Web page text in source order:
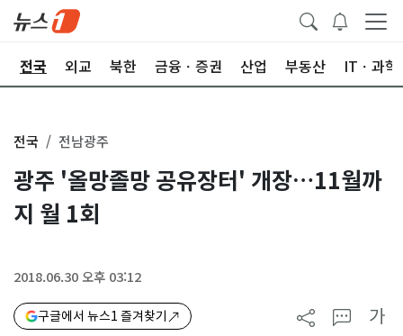
전국 외교 북한 금융ㆍ증권 산업 부동산 ITㆍ과학
전국 전남광주
광주 '올망졸망 공유장터' 개장…11월까
지 월 1회
2018.06.30 오후 03:12
구글에서 뉴스1 즐겨찾기 가